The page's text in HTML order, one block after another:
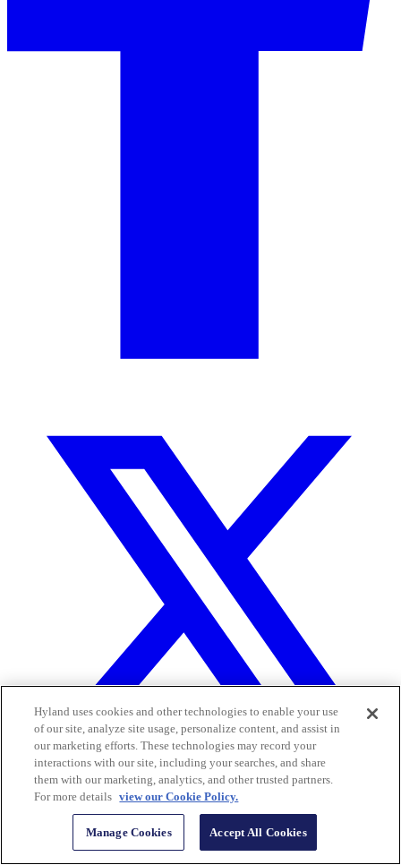
Hyland uses cookies and other technologies to enable your use
of our site, analyze site usage, personalize content, and assist in
our marketing efforts. These technologies may record your
interactions with our site, including your searches, and share
them with our marketing, analytics, and other trusted partners.
For more details view our Cookie Policy.
Manage Cookies Accept All Cookies